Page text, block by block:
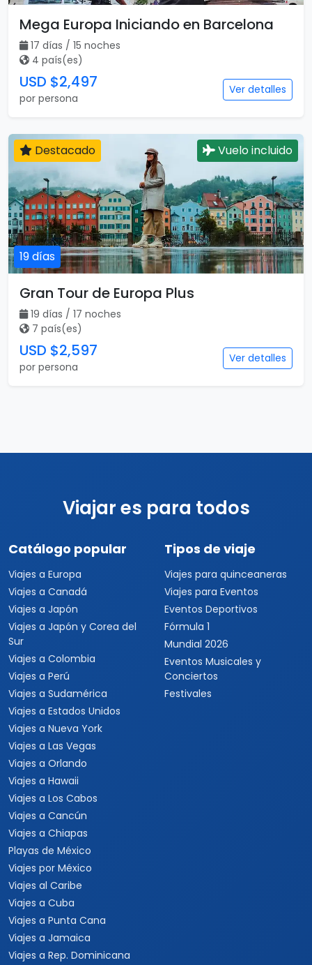
Mega Europa Iniciando en Barcelona
17 días / 15 noches
4 país(es)
USD $2,497
por persona
Ver detalles
19 días
Destacado Vuelo incluido
Gran Tour de Europa Plus
19 días / 17 noches
7 país(es)
USD $2,597
por persona
Ver detalles
Viajar es para todos
Catálogo popular
Viajes a Europa
Viajes a Canadá
Viajes a Japón
Viajes a Japón y Corea del
Sur
Viajes a Colombia
Viajes a Perú
Viajes a Sudamérica
Viajes a Estados Unidos
Viajes a Nueva York
Viajes a Las Vegas
Viajes a Orlando
Viajes a Hawaii
Viajes a Los Cabos
Viajes a Cancún
Viajes a Chiapas
Playas de México
Viajes por México
Viajes al Caribe
Viajes a Cuba
Viajes a Punta Cana
Viajes a Jamaica
Viajes a Rep. Dominicana
Tipos de viaje
Viajes para quinceaneras
Viajes para Eventos
Eventos Deportivos
Fórmula 1
Mundial 2026
Eventos Musicales y
Conciertos
Festivales